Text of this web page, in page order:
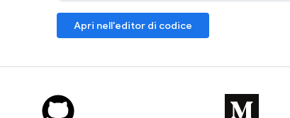
Apri nell'editor di codice